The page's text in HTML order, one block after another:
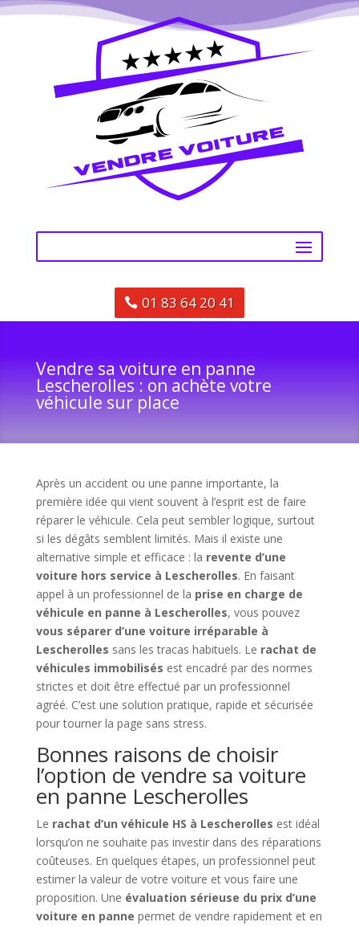
01 83 64 20 41
Vendre sa voiture en panne
Lescherolles : on achète votre
véhicule sur place
Après un accident ou une panne importante, la
première idée qui vient souvent à l’esprit est de faire
réparer le véhicule. Cela peut sembler logique, surtout
si les dégâts semblent limités. Mais il existe une
alternative simple et efficace : la revente d’une
voiture hors service à Lescherolles. En faisant
appel à un professionnel de la prise en charge de
véhicule en panne à Lescherolles, vous pouvez
vous séparer d’une voiture irréparable à
Lescherolles sans les tracas habituels. Le rachat de
véhicules immobilisés est encadré par des normes
strictes et doit être effectué par un professionnel
agréé. C’est une solution pratique, rapide et sécurisée
pour tourner la page sans stress.
Bonnes raisons de choisir
l’option de vendre sa voiture
en panne Lescherolles
Le rachat d’un véhicule HS à Lescherolles est idéal
lorsqu’on ne souhaite pas investir dans des réparations
coûteuses. En quelques étapes, un professionnel peut
estimer la valeur de votre voiture et vous faire une
proposition. Une évaluation sérieuse du prix d’une
voiture en panne permet de vendre rapidement et en